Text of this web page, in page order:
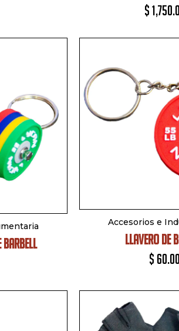
$
BARBELL
Accesorios e
LLAVERO DE
$ 60.00